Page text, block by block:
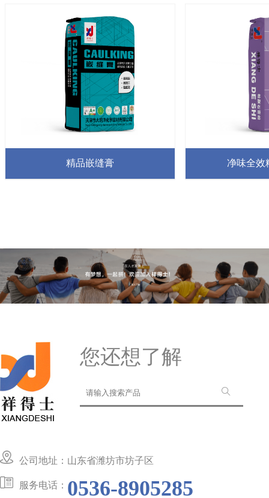
精品嵌缝膏 净味全效
您还想了解
公司地址：山东省潍坊市坊子区
服务电话： 0536-8905285